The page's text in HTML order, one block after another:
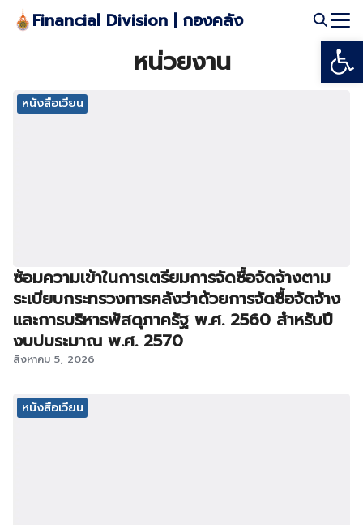
Skip Financial Division | กองคลัง
หน่วยงาน
หนังสือเวียน
ซ้อมความเข้าในการเตรียมการจัดซื้อจัดจ้างตาม
ระเบียบกระทรวงการคลังว่าด้วยการจัดซื้อจัดจ้าง
และการบริหารพัสดุภาครัฐ พ.ศ. 2560 สำหรับปี
งบปบระมาณ พ.ศ. 2570
สิงหาคม 5, 2026
หนังสือเวียน